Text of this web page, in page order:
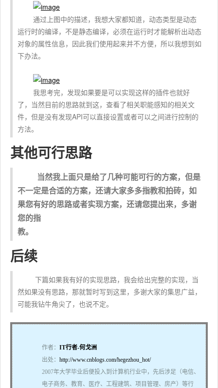
通过上图中的描述，我想大家都知道，动态类型是动态
运行时的编译，不是静态编译，必须在运行时才能解析出动态
对象的属性信息，因此我们使用起来并不方便，所以我想到如
下办法。
我思考完，发现如果要是可以实现这样的插件也就好
了，当然目前的思路就到这，查看了相关职能感知的相关文
件，但是没有发现API可以直接设置或者可以之间进行控制的
方法。
其他可行思路
当然我上面只是给了几种可能可行的方案，但是
不一定是合适的方案，还请大家多多指教和拍砖，如
果您有好的思路或者实现方案，还请您提出来，多谢
您的指
教。
后续
下篇如果我有好的实现思路，我会给出完整的实现，当
然如果没有思路，那就暂时写到这里，多谢大家的集思广益，
可能我钻牛角尖了，也说不定。
作者： IT行者-何戈洲
出处： http://www.cnblogs.com/hegezhou_hot/
2007年大学毕业后便投入到计算机行业中，先后涉足（电信、
电子商务、教育、医疗、工程建筑、项目管理、房产）等行